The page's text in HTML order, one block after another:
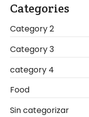
Categories
Category 2
Category 3
category 4
Food
Sin categorizar